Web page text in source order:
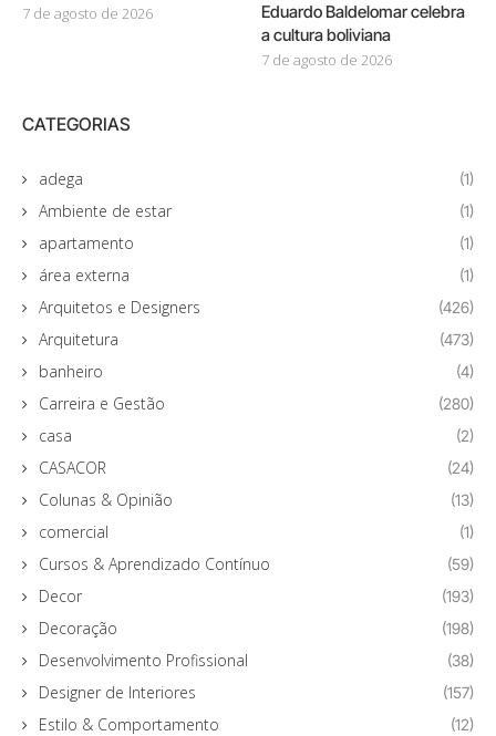
7 de agosto de 2026
Eduardo Baldelomar celebra
a cultura boliviana
7 de agosto de 2026
CATEGORIAS
adega (1)
Ambiente de estar (1)
apartamento (1)
área externa (1)
Arquitetos e Designers (426)
Arquitetura (473)
banheiro (4)
Carreira e Gestão (280)
casa (2)
CASACOR (24)
Colunas & Opinião (13)
comercial (1)
Cursos & Aprendizado Contínuo (59)
Decor (193)
Decoração (198)
Desenvolvimento Profissional (38)
Designer de Interiores (157)
Estilo & Comportamento (12)